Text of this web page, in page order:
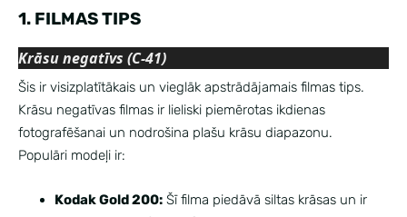
1. FILMAS TIPS
Krāsu negatīvs (C-41)
Šis ir visizplatītākais un vieglāk apstrādājamais filmas tips.
Krāsu negatīvas filmas ir lieliski piemērotas ikdienas
fotografēšanai un nodrošina plašu krāsu diapazonu.
Populāri modeļi ir:
Kodak Gold 200: Šī filma piedāvā siltas krāsas un ir